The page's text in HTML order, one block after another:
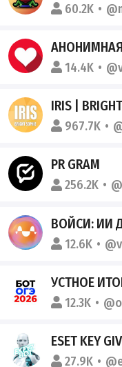
60.2K
14.4K
IRIS |
967.7K
PR GRAM
256.2K
ВОЙСИ: ИИ
12.6K
УСТНОЕ
12.3K
ESET KEY
27.9K